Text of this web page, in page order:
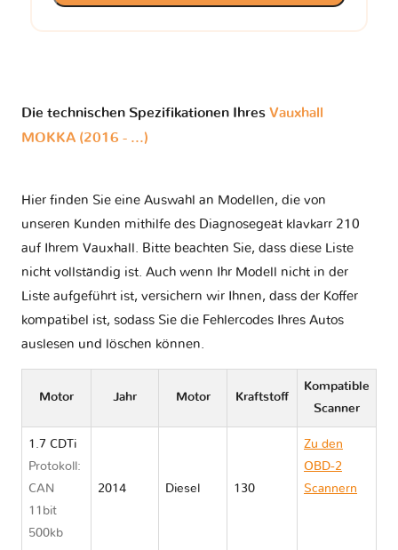
Die technischen Spezifikationen Ihres Vauxhall
MOKKA (2016 - ...)
Hier finden Sie eine Auswahl an Modellen, die von
unseren Kunden mithilfe des Diagnosegeät klavkarr 210
auf Ihrem Vauxhall. Bitte beachten Sie, dass diese Liste
nicht vollständig ist. Auch wenn Ihr Modell nicht in der
Liste aufgeführt ist, versichern wir Ihnen, dass der Koffer
kompatibel ist, sodass Sie die Fehlercodes Ihres Autos
auslesen und löschen können.
Motor Jahr Motor Kraftstoff
Kompatible
Scanner
1.7 CDTi
Protokoll:
CAN
11bit
500kb
2014 Diesel 130
Zu den
OBD-2
Scannern